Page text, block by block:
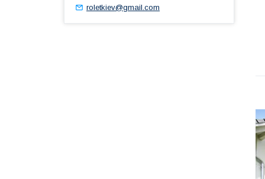
roletkiev@gmail.com